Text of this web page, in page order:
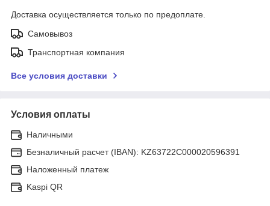
Доставка осуществляется только по предоплате.
Самовывоз
Транспортная компания
Все условия доставки
Условия оплаты
Наличными
Безналичный расчет (IBAN): KZ63722C000020596391
Наложенный платеж
Kaspi QR